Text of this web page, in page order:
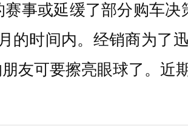
事或延缓了部分购车
的时间内。经销商为了
友可要擦亮眼球了。近